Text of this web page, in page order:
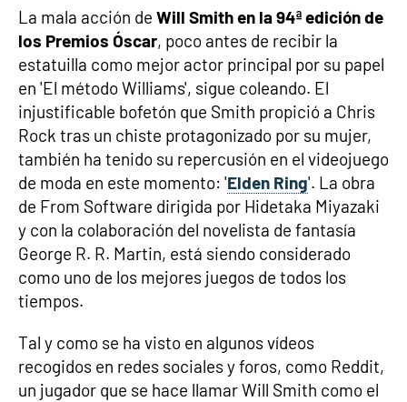
La mala acción de Will Smith en la 94ª edición de
los Premios Óscar, poco antes de recibir la
estatuilla como mejor actor principal por su papel
en 'El método Williams', sigue coleando. El
injustificable bofetón que Smith propició a Chris
Rock tras un chiste protagonizado por su mujer,
también ha tenido su repercusión en el videojuego
de moda en este momento: 'Elden Ring'. La obra
de From Software dirigida por Hidetaka Miyazaki
y con la colaboración del novelista de fantasía
George R. R. Martin, está siendo considerado
como uno de los mejores juegos de todos los
tiempos.
Tal y como se ha visto en algunos vídeos
recogidos en redes sociales y foros, como Reddit,
un jugador que se hace llamar Will Smith como el